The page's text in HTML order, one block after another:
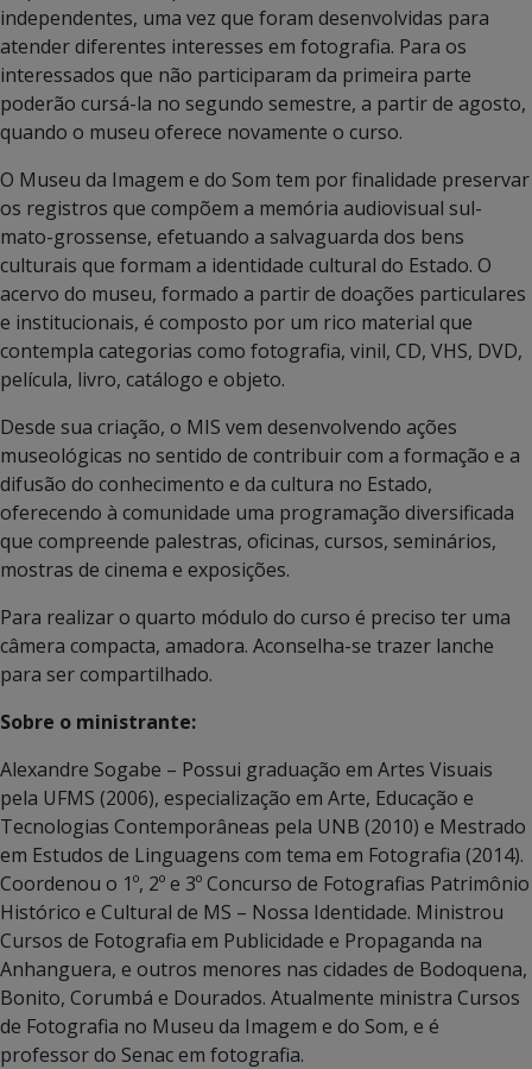
independentes, uma vez que foram desenvolvidas para
atender diferentes interesses em fotografia. Para os
interessados que não participaram da primeira parte
poderão cursá-la no segundo semestre, a partir de agosto,
quando o museu oferece novamente o curso.
O Museu da Imagem e do Som tem por finalidade preservar
os registros que compõem a memória audiovisual sul-
mato-grossense, efetuando a salvaguarda dos bens
culturais que formam a identidade cultural do Estado. O
acervo do museu, formado a partir de doações particulares
e institucionais, é composto por um rico material que
contempla categorias como fotografia, vinil, CD, VHS, DVD,
película, livro, catálogo e objeto.
Desde sua criação, o MIS vem desenvolvendo ações
museológicas no sentido de contribuir com a formação e a
difusão do conhecimento e da cultura no Estado,
oferecendo à comunidade uma programação diversificada
que compreende palestras, oficinas, cursos, seminários,
mostras de cinema e exposições.
Para realizar o quarto módulo do curso é preciso ter uma
câmera compacta, amadora. Aconselha-se trazer lanche
para ser compartilhado.
Sobre o ministrante:
Alexandre Sogabe – Possui graduação em Artes Visuais
pela UFMS (2006), especialização em Arte, Educação e
Tecnologias Contemporâneas pela UNB (2010) e Mestrado
em Estudos de Linguagens com tema em Fotografia (2014).
Coordenou o 1º, 2º e 3º Concurso de Fotografias Patrimônio
Histórico e Cultural de MS – Nossa Identidade. Ministrou
Cursos de Fotografia em Publicidade e Propaganda na
Anhanguera, e outros menores nas cidades de Bodoquena,
Bonito, Corumbá e Dourados. Atualmente ministra Cursos
de Fotografia no Museu da Imagem e do Som, e é
professor do Senac em fotografia.